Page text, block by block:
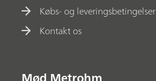
Købs- og leveringsbetingelser
Kontakt os